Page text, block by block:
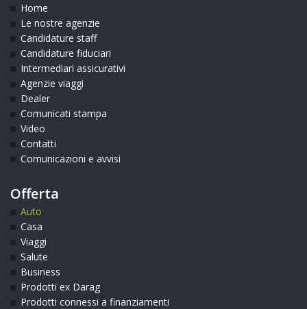
Home
Le nostre agenzie
Candidature staff
Candidature fiduciari
Intermediari assicurativi
Agenzie viaggi
Dealer
Comunicati stampa
Video
Contatti
Comunicazioni e avvisi
Offerta
Auto
Casa
Viaggi
Salute
Business
Prodotti ex Darag
Prodotti connessi a finanziamenti